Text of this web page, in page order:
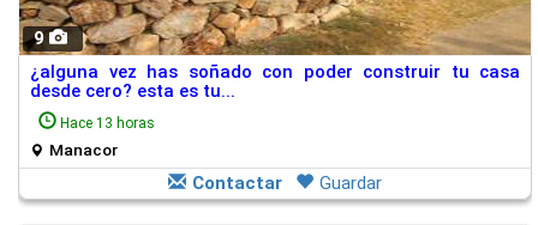
9
¿alguna vez has soñado con poder construir tu casa
desde cero? esta es tu...
Hace 13 horas
Manacor
Contactar Guardar